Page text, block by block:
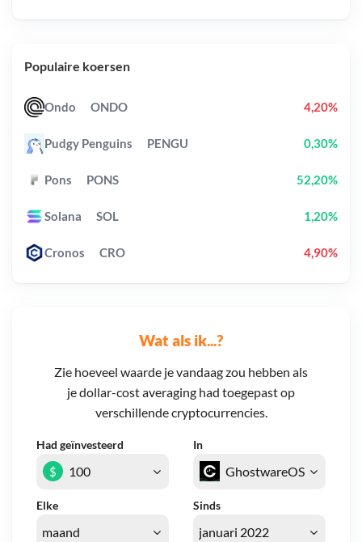
Wat als ik...?
Zie hoeveel waarde je vandaag zou hebben als
je dollar-cost averaging had toegepast op
verschillende cryptocurrencies.
Had geïnvesteerd In
Elke Sinds
$
Populaire koersen
Ondo ONDO 4,20%
Pudgy Penguins PENGU 0,30%
Pons PONS 52,20%
Solana SOL 1,20%
Cronos CRO 4,90%